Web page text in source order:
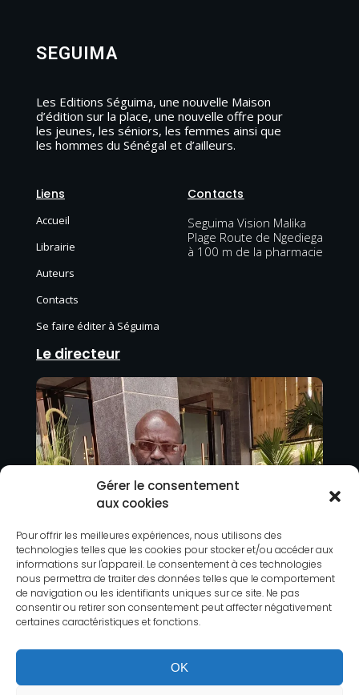
Gérer le consentement
aux cookies
Pour offrir les meilleures expériences, nous utilisons des
technologies telles que les cookies pour stocker et/ou accéder aux
informations sur l'appareil. Le consentement à ces technologies
nous permettra de traiter des données telles que le comportement
de navigation ou les identifiants uniques sur ce site. Ne pas
consentir ou retirer son consentement peut affecter négativement
certaines caractéristiques et fonctions.
OK
SEGUIMA
Les Editions Séguima, une nouvelle Maison
d’édition sur la place, une nouvelle offre pour
les jeunes, les séniors, les femmes ainsi que
les hommes du Sénégal et d’ailleurs.
Liens
Accueil
Librairie
Auteurs
Contacts
Se faire éditer à Séguima
Contacts
Seguima Vision Malika
Plage Route de Ngediega
à 100 m de la pharmacie
Le directeur